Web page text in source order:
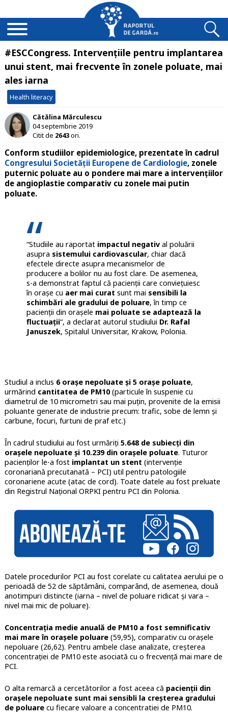
#ESCCongress. Intervențiile pentru implantarea
unui stent, mai frecvente în zonele poluate, mai
ales iarna
Health literacy
Cătălina Mărculescu
04 septembrie 2019
Citit de 2643ori.
Conform studiilor epidemiologice, prezentate în cadrul
Congresului Societății Europene de Cardiologie, zonele
puternic poluateau o pondere mai marea intervențiilor
deangioplastiecomparativ cu zonele mai putin
poluate.
“Studiile au raportat impactul negatival poluării
asupra sistemului cardiovascular, chiar dacă
efectele directe asupra mecanismelor de
producere a bolilor nu au fost clare. De asemenea,
s-a demonstrat faptul că pacienții care conviețuiesc
în orașe cu aer mai curat sunt mai sensibili la
schimbări ale gradului de poluare, în timp ce
pacienții din orașele mai poluate se adaptează la
fluctuații“, a declarat autorul studiului Dr. Rafal
Januszek, Spitalul Universitar, Krakow, Polonia.
Studiul a inclus 6 orașe nepoluate și 5 orașe poluate,
urmărind cantitatea de PM10(particule în suspenie cu
diametrul de 10 micrometri sau mai puțin, provenite de la emisii
poluante generate de industrie precum: trafic, sobe de lemn și
carbune, focuri, furtuni de praf etc.)
În cadrul studiului au fost urmăriți 5.648 de subiecți din
orașele nepoluate și 10.239 din orașele poluate. Tuturor
pacienților le-a fost implantat un stent (intervenție
coronariană precutanată – PCI) util pentru patologiile
coronariene acute (atac de cord). Toate datele au fost preluate
din Registrul Național ORPKI pentru PCI din Polonia.
Datele procedurilor PCI au fost corelate cu calitatea aerului pe o
perioadă de 52 de săptămâni, comparând, de asemenea, două
anotimpuri distincte (iarna – nivel de poluare ridicat și vara –
nivel mai mic de poluare).
Concentrația medie anuală de PM10 a fost semnificativ
mai mare în orașele poluare(59,95), comparativ cu orașele
nepoluare (26,62). Pentru ambele clase analizate, creșterea
concentrației de PM10 este asociată cu o frecvență mai mare de
PCI.
O alta remarcă a cercetătorilor a fost aceea că pacienții din
orașele nepoluate sunt mai sensibli la creșterea gradului
de poluarecu fiecare valoare a concentratiei de PM10.